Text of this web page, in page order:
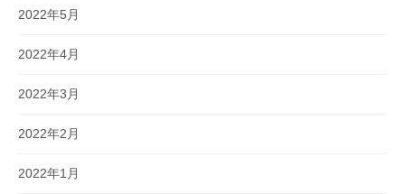
2022年5月
2022年4月
2022年3月
2022年2月
2022年1月